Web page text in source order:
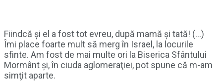
Fiindcă şi el a fost tot evreu, după mamă şi tată! (…)
Îmi place foarte mult să merg în Israel, la locurile
sfinte. Am fost de mai multe ori la Biserica Sfântului
Mormânt şi, în ciuda aglomeraţiei, pot spune că m-am
simţit aparte.